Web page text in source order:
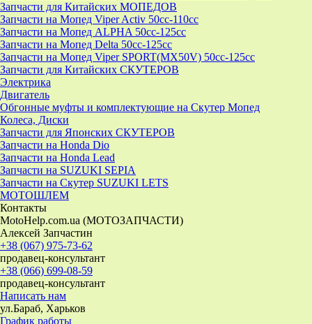
Запчасти для Китайских МОПЕДОВ
Запчасти на Мопед Viper Activ 50cc-110cc
Запчасти на Мопед ALPHA 50cc-125cc
Запчасти на Мопед Delta 50cc-125cc
Запчасти на Мопед Viper SPORT(MX50V) 50cc-125cc
Запчасти для Китайских СКУТЕРОВ
Электрика
Двигатель
Обгонные муфты и комплектующие на Скутер Мопед
Колеса, Диски
Запчасти для Японских СКУТЕРОВ
Запчасти на Honda Dio
Запчасти на Honda Lead
Запчасти на SUZUKI SEPIA
Запчасти на Скутер SUZUKI LETS
МОТОШЛЕМ
Контакты
MotoHelp.com.ua (МОТОЗАПЧАСТИ)
Алексей Запчастин
+38 (067) 975-73-62
продавец-консультант
+38 (066) 699-08-59
продавец-консультант
Написать нам
ул.Бараб, Харьков
График работы